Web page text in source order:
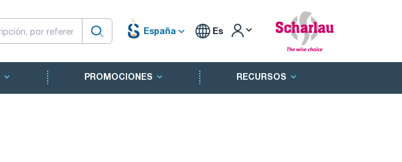
España Es
PROMOCIONES RECURSOS